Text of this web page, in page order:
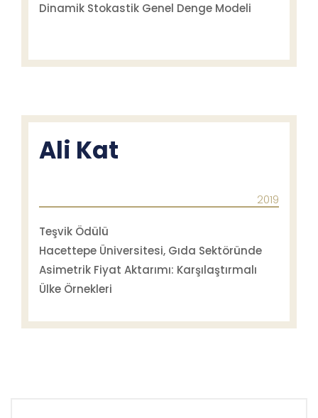
Dinamik Stokastik Genel Denge Modeli
Ali Kat
2019
Teşvik Ödülü
Hacettepe Üniversitesi, Gıda Sektöründe
Asimetrik Fiyat Aktarımı: Karşılaştırmalı
Ülke Örnekleri